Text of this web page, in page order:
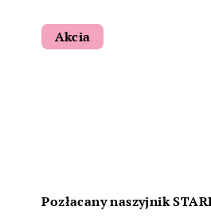
Akcia
Pozłacany naszyjnik